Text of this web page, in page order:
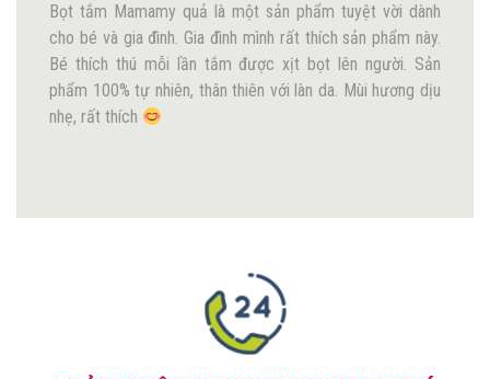
Bọt tắm Mamamy quả là một sản phẩm tuyệt vời dành
cho bé và gia đình. Gia đình mình rất thích sản phẩm này.
Bé thích thú mỗi lần tắm được xịt bọt lên người. Sản
phẩm 100% tự nhiên, thân thiên với làn da. Mùi hương dịu
nhẹ, rất thích